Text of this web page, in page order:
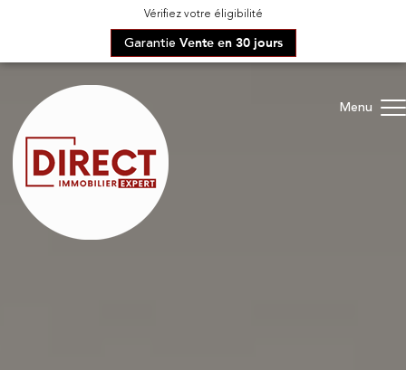
Vérifiez votre éligibilité
Garantie Vente en 30 jours
Menu